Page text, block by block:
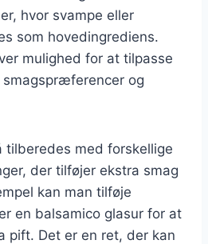
hvor svampe eller
som hovedingrediens.
mulighed for at tilpasse
og
tilberedes med forskellige
der tilføjer ekstra smag
kan man tilføje
en balsamico glasur for at
pift. Det er en ret, der kan